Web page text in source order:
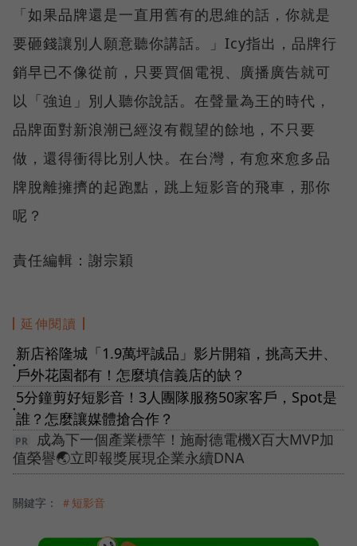
「如果品牌還是一直用舊有的思維的話，你就是
要砸錢讓別人願意聽你講話。」Icy指出，品牌行
銷早已不像從前，只要買個電視、廣播廣告就可
以「強迫」別人聽你說話。在聲量為王的時代，
品牌面對新浪潮已經沒有觀望的餘地，不只要
做，還得衝得比別人快。在台灣，有愈來愈多品
牌脫離擁擠的起跑點，跳上短影音的飛車，那你
呢？
責任編輯：謝宗穎
延伸閱讀
●
新店裕隆城「1.9萬坪誠品」影片開箱，挑高天井、
戶外花園都有！怎麼填信義店的缺？
●
5分鐘剪好短影音！3人團隊服務50家客戶，Spot是
誰？怎麼讓媒體搶合作？
成為下一個產業標竿！施耐德電機X百大MVP加
值榮譽🌏立即報獎展現企業永續DNA
關鍵字： ＃短影音